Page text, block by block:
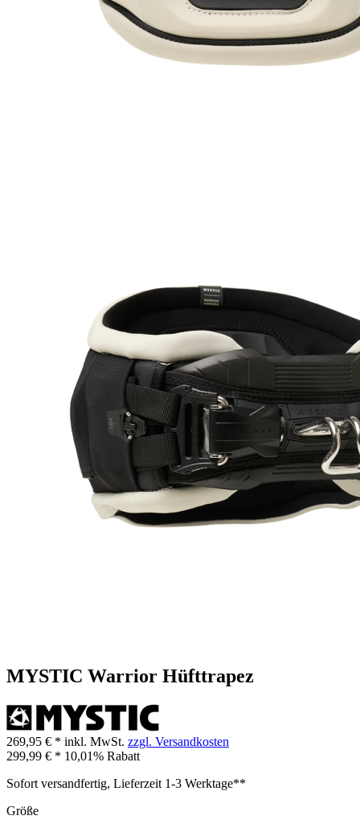
MYSTIC Warrior Hüfttrapez
269,95 € * inkl. MwSt. zzgl. Versandkosten
299,99 € * 10,01% Rabatt
Sofort versandfertig, Lieferzeit 1-3 Werktage**
Größe